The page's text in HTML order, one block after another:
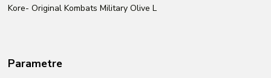
Kore- Original Kombats Military Olive L
Parametre